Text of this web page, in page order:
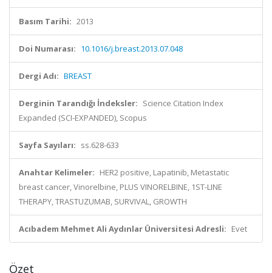
Basım Tarihi: 2013
Doi Numarası: 10.1016/j.breast.2013.07.048
Dergi Adı: BREAST
Derginin Tarandığı İndeksler: Science Citation Index
Expanded (SCI-EXPANDED), Scopus
Sayfa Sayıları: ss.628-633
Anahtar Kelimeler: HER2 positive, Lapatinib, Metastatic
breast cancer, Vinorelbine, PLUS VINORELBINE, 1ST-LINE
THERAPY, TRASTUZUMAB, SURVIVAL, GROWTH
Acıbadem Mehmet Ali Aydınlar Üniversitesi Adresli: Evet
Özet